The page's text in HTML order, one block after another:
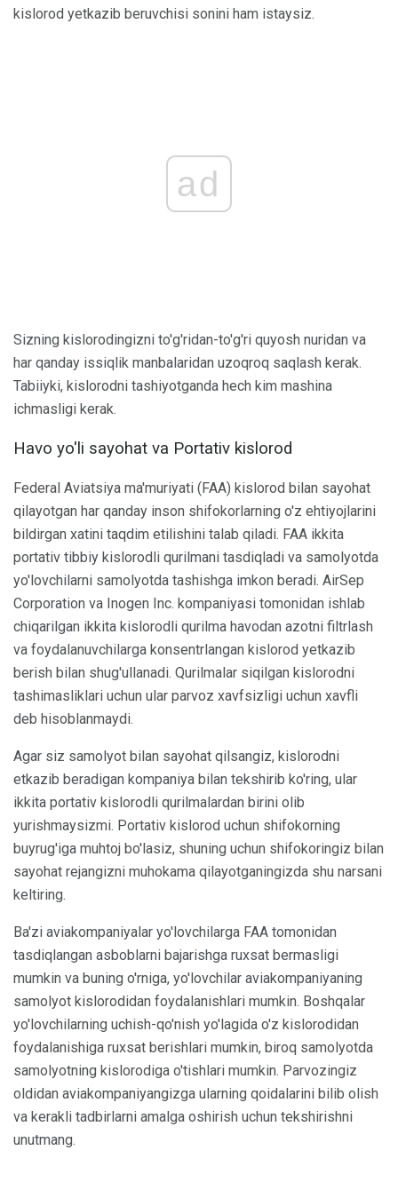
kislorod yetkazib beruvchisi sonini ham istaysiz.
ad
Sizning kislorodingizni to'g'ridan-to'g'ri quyosh nuridan va
har qanday issiqlik manbalaridan uzoqroq saqlash kerak.
Tabiiyki, kislorodni tashiyotganda hech kim mashina
ichmasligi kerak.
Havo yo'li sayohat va Portativ kislorod
Federal Aviatsiya ma'muriyati (FAA) kislorod bilan sayohat
qilayotgan har qanday inson shifokorlarning o'z ehtiyojlarini
bildirgan xatini taqdim etilishini talab qiladi. FAA ikkita
portativ tibbiy kislorodli qurilmani tasdiqladi va samolyotda
yo'lovchilarni samolyotda tashishga imkon beradi. AirSep
Corporation va Inogen Inc. kompaniyasi tomonidan ishlab
chiqarilgan ikkita kislorodli qurilma havodan azotni filtrlash
va foydalanuvchilarga konsentrlangan kislorod yetkazib
berish bilan shug'ullanadi. Qurilmalar siqilgan kislorodni
tashimasliklari uchun ular parvoz xavfsizligi uchun xavfli
deb hisoblanmaydi.
Agar siz samolyot bilan sayohat qilsangiz, kislorodni
etkazib beradigan kompaniya bilan tekshirib ko'ring, ular
ikkita portativ kislorodli qurilmalardan birini olib
yurishmaysizmi. Portativ kislorod uchun shifokorning
buyrug'iga muhtoj bo'lasiz, shuning uchun shifokoringiz bilan
sayohat rejangizni muhokama qilayotganingizda shu narsani
keltiring.
Ba'zi aviakompaniyalar yo'lovchilarga FAA tomonidan
tasdiqlangan asboblarni bajarishga ruxsat bermasligi
mumkin va buning o'rniga, yo'lovchilar aviakompaniyaning
samolyot kislorodidan foydalanishlari mumkin. Boshqalar
yo'lovchilarning uchish-qo'nish yo'lagida o'z kislorodidan
foydalanishiga ruxsat berishlari mumkin, biroq samolyotda
samolyotning kislorodiga o'tishlari mumkin. Parvozingiz
oldidan aviakompaniyangizga ularning qoidalarini bilib olish
va kerakli tadbirlarni amalga oshirish uchun tekshirishni
unutmang.